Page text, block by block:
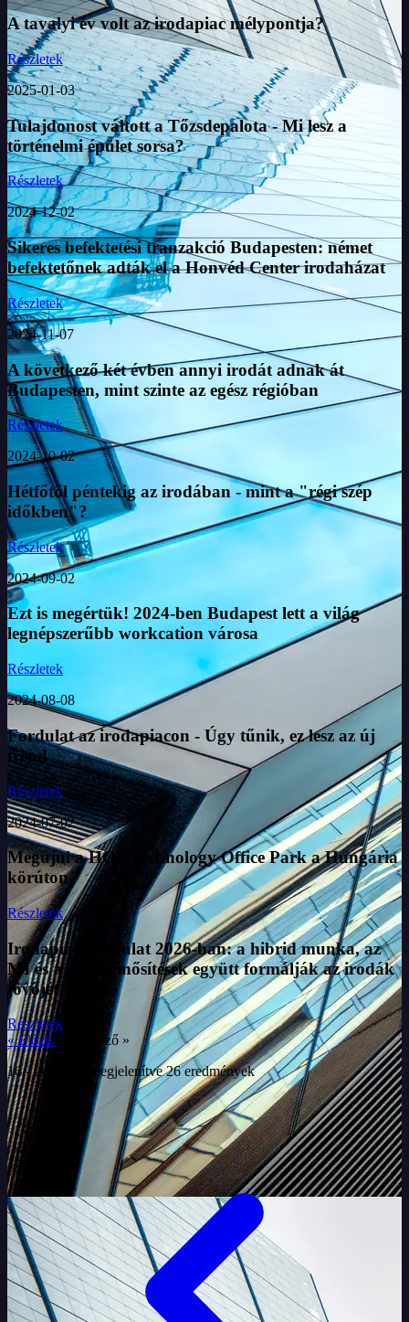
A tavalyi év volt az irodapiac mélypontja?
Részletek
2025-01-03
Tulajdonost váltott a Tőzsdepalota - Mi lesz a
történelmi épület sorsa?
Részletek
2024-12-02
Sikeres befektetési tranzakció Budapesten: német
befektetőnek adták el a Honvéd Center irodaházat
Részletek
2024-11-07
A következő két évben annyi irodát adnak át
Budapesten, mint szinte az egész régióban
Részletek
2024-10-02
Hétfőtől péntekig az irodában - mint a "régi szép
időkben"?
Részletek
2024-09-02
Ezt is megértük! 2024-ben Budapest lett a világ
legnépszerűbb workcation városa
Részletek
2024-08-08
Fordulat az irodapiacon - Úgy tűnik, ez lesz az új
trend
Részletek
2024-07-02
Megújul a HOP Technology Office Park a Hungária
körúton
Részletek
Irodapiaci fordulat 2026-ban: a hibrid munka, az
MI és a zöld minősítések együtt formálják az irodák
jövőjét
Részletek
« Előző
Következő »
16-26 találat megjelenítve26eredmények